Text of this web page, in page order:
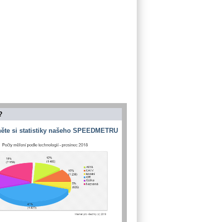
si statistiky našeho SPEEDMETRU